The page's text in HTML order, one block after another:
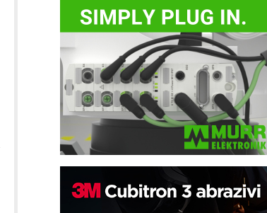
Bezbednost na prvom mestu!
IB BLUMENAUER - više od 40 godina